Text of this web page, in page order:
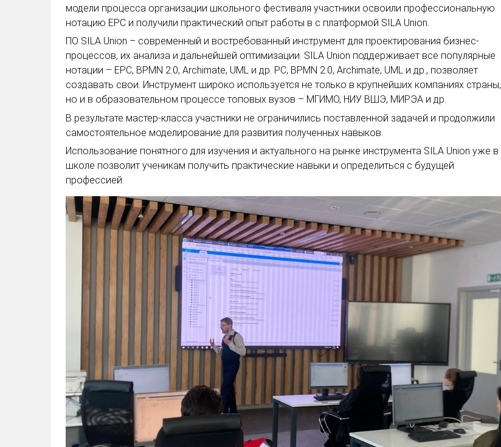
модели процесса организации школьного фестиваля участники освоили профессиональную
нотацию EPC и получили практический опыт работы в с платформой SILA Union.
ПО SILA Union – современный и востребованный инструмент для проектирования бизнес-
процессов, их анализа и дальнейшей оптимизации. SILA Union поддерживает все популярные
нотации – EPC, BPMN 2.0, Archimate, UML и др. PC, BPMN 2.0, Archimate, UML и др., позволяет
создавать свои. Инструмент широко используется не только в крупнейших компаниях страны,
но и в образовательном процессе топовых вузов – МГИМО, НИУ ВШЭ, МИРЭА и др.
В результате мастер-класса участники не ограничились поставленной задачей и продолжили
самостоятельное моделирование для развития полученных навыков.
Использование понятного для изучения и актуального на рынке инструмента SILA Union уже в
школе позволит ученикам получить практические навыки и определиться с будущей
профессией.